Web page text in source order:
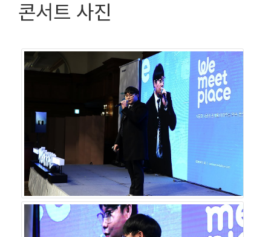
출시한 지 5일 만에 1만 다운로드를 달성하였으며, 구글플
레이 다운로드 랭킹 2위, 앱스토어 다운로드 랭킹 5위에 오
비스로 인정받아 방송통신위원회와 한국인터넷진흥원이
지원하는 위치 기반 서비스(LBS) 지원 사업에서 최우수상
을 수상하였다. 또한 정보통신기술(ICT) 분야에서 국내 최
고 권위를 가진 ‘제19회 모바일 기술대상’에서 과학기술정
보통신부 장관상을 수상하기도 했다.
위밋플레이스는 앞으로도 사람과 사람 간의 더 나은 연결을
위한 약속 플랫폼을 만들어 나갈 예정이다. 강 대표 사람을
위한, 사람을 향한 어플리케이션 개발에 더욱 정진하겠다는
말을 끝으로 강연을 마쳤다.
콘서트 사진